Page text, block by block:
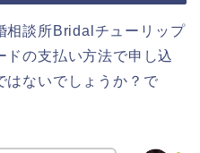
相談所Bridalチューリップ
ドの支払い方法で申し込
はないでしょうか？で